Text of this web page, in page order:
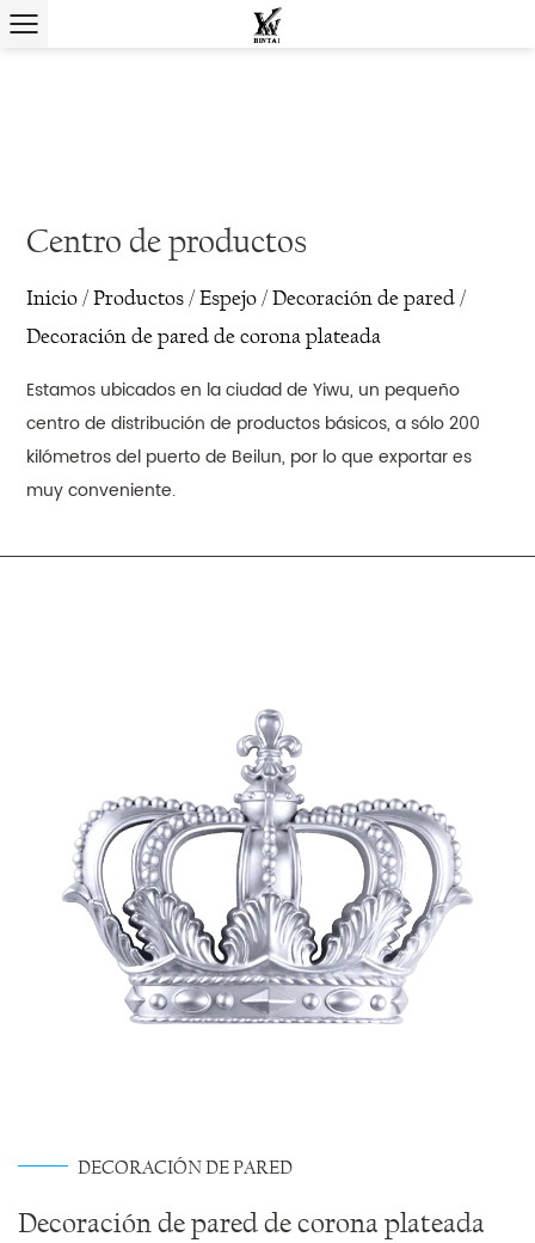
Centro de productos
Inicio/Productos/Espejo/Decoración de pared/
Decoración de pared de corona plateada
Estamos ubicados en la ciudad de Yiwu, un pequeño
centro de distribución de productos básicos, a sólo 200
kilómetros del puerto de Beilun, por lo que exportar es
muy conveniente.
DECORACIÓN DE PARED
Decoración de pared de corona plateada